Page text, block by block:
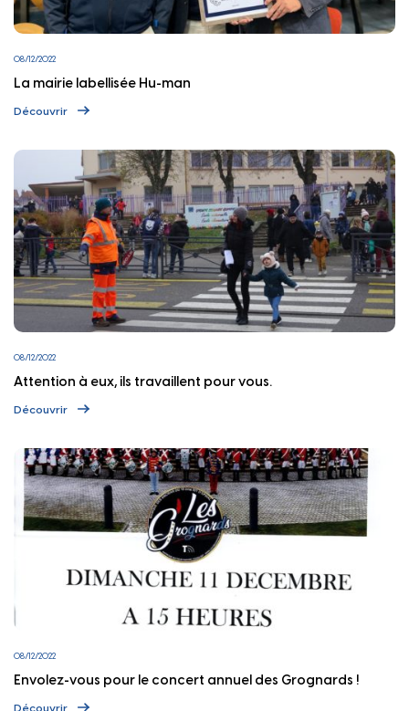
08/12/2022
La mairie labellisée Hu-man
Découvrir
08/12/2022
Attention à eux, ils travaillent pour vous.
Découvrir
08/12/2022
Envolez-vous pour le concert annuel des Grognards !
Découvrir